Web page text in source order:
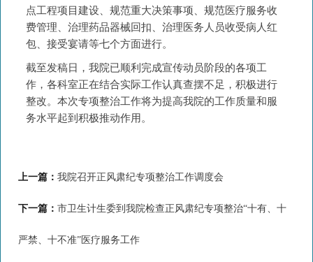
点工程项目建设、规范重大决策事项、规范医疗服务收
费管理、治理药品器械回扣、治理医务人员收受病人红
包、接受宴请等七个方面进行。
截至发稿日，我院已顺利完成宣传动员阶段的各项工
作，各科室正在结合实际工作认真查摆不足，积极进行
整改。本次专项整治工作将为提高我院的工作质量和服
务水平起到积极推动作用。
上一篇：我院召开正风肃纪专项整治工作调度会
下一篇：市卫生计生委到我院检查正风肃纪专项整治“十有、十
严禁、十不准”医疗服务工作